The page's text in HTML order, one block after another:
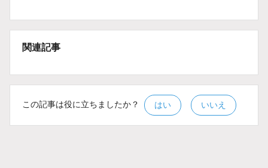
関連記事
この記事は役に立ちましたか？ はい いいえ